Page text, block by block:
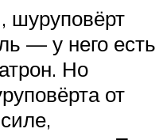
шуруповёрт
— у него есть
Но
от